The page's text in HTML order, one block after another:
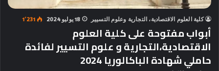
كلية العلوم الاقتصادية، التجارية وعلوم التسيير 18 يوليو 2024 1٬231
أبواب مفتوحة على كلية العلوم
الاقتصادية،التجارية و علوم التسيير لفائدة
حاملي شهادة الباكالوريا 2024